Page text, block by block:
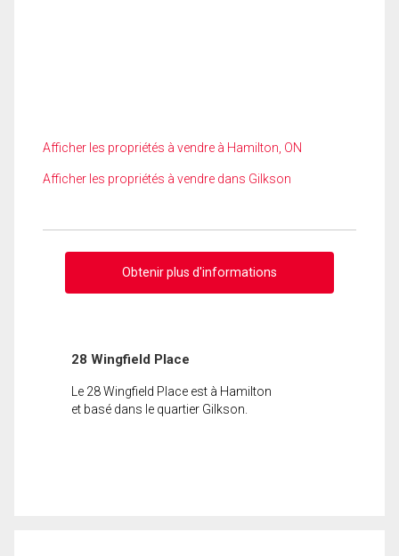
Afficher les propriétés à vendre à Hamilton, ON
Afficher les propriétés à vendre dans Gilkson
Obtenir plus d'informations
28 Wingfield Place
Le 28 Wingfield Place est à Hamilton
et basé dans le quartier Gilkson.